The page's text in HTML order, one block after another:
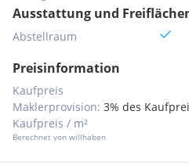
Ausstattung und
Abstellraum
Preisinformation
Kaufpreis
Maklerprovision: 3% des
Kaufpreis / m²
Berechnet von willhaben